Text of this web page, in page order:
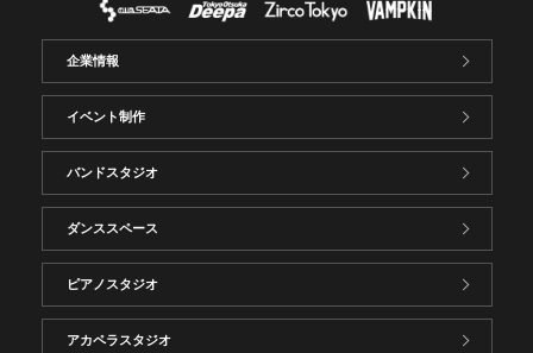
企業情報
イベント制作
バンドスタジオ
ダンススペース
ピアノスタジオ
アカペラスタジオ